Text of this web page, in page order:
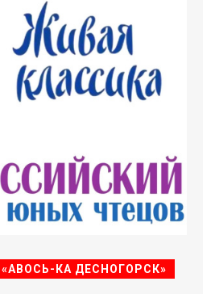
«АВОСЬ-КА ДЕСНОГОРСК»